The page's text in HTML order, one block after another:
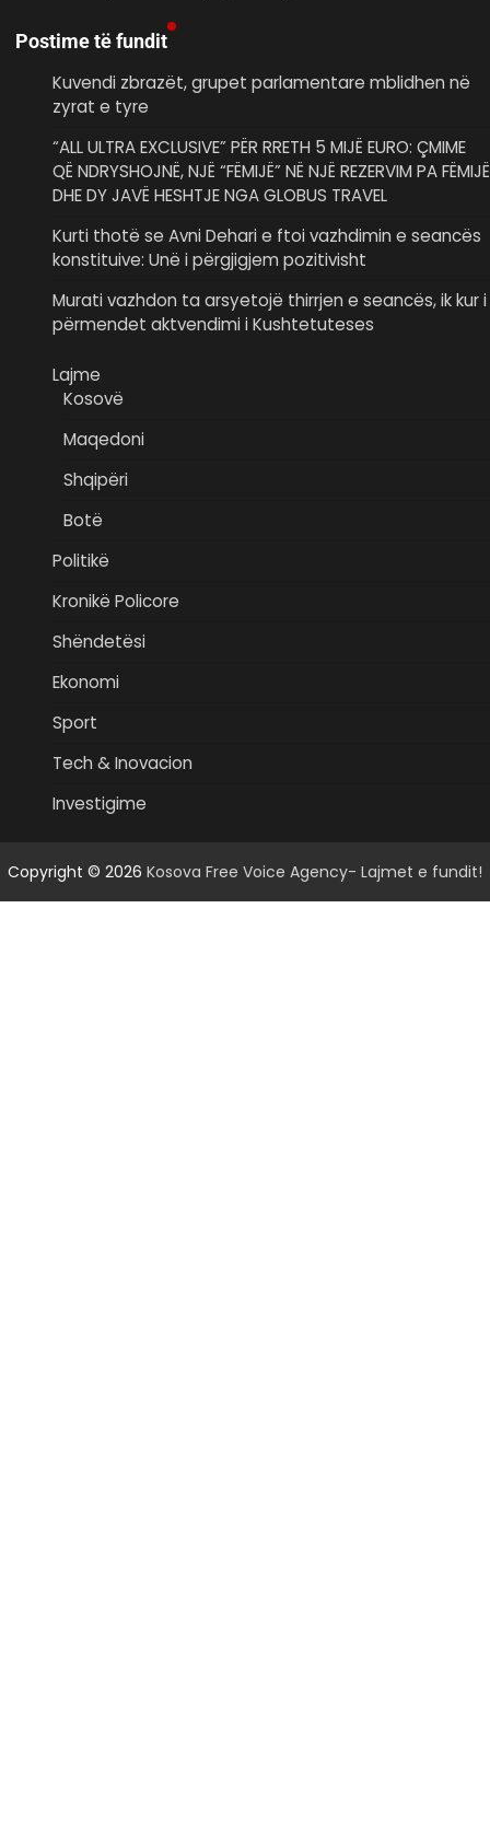
Postime të fundit
Kuvendi zbrazët, grupet parlamentare mblidhen në
zyrat e tyre
“ALL ULTRA EXCLUSIVE” PËR RRETH 5 MIJË EURO: ÇMIME
QË NDRYSHOJNË, NJË “FËMIJË” NË NJË REZERVIM PA FËMIJË
DHE DY JAVË HESHTJE NGA GLOBUS TRAVEL
Kurti thotë se Avni Dehari e ftoi vazhdimin e seancës
konstituive: Unë i përgjigjem pozitivisht
Murati vazhdon ta arsyetojë thirrjen e seancës, ik kur i
përmendet aktvendimi i Kushtetuteses
Lajme
Kosovë
Maqedoni
Shqipëri
Botë
Politikë
Kronikë Policore
Shëndetësi
Ekonomi
Sport
Tech & Inovacion
Investigime